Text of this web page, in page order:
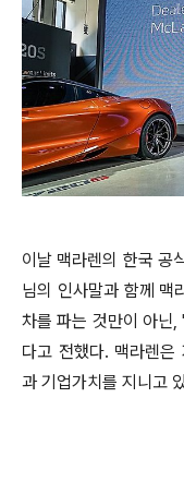
이날 맥라렌의 한국 공
님의 인사말과 함께
차를 파는 것만이 아닌,
다고 전했다. 맥라렌은
과 기업가치를 지니고